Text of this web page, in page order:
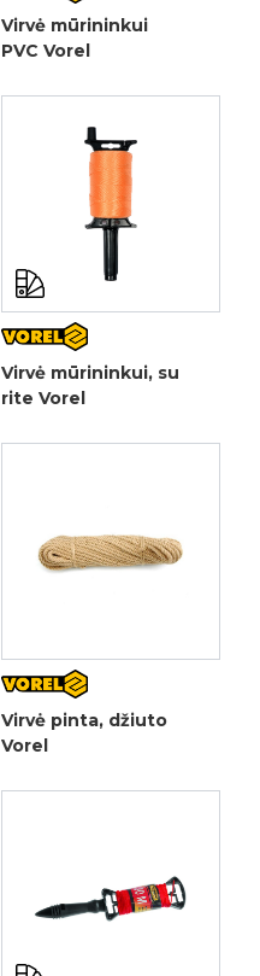
Virvė mūrininkui
PVC Vorel
Virvė mūrininkui, su
rite Vorel
Virvė pinta, džiuto
Vorel